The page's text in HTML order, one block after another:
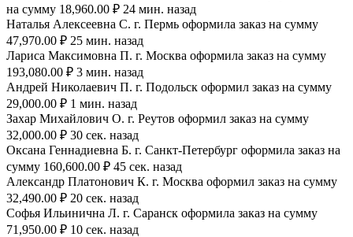
на сумму 18,960.00 ₽ 24 мин. назад
Наталья Алексеевна С. г. Пермь оформила заказ на сумму
47,970.00 ₽ 25 мин. назад
Лариса Максимовна П. г. Москва оформила заказ на сумму
193,080.00 ₽ 3 мин. назад
Андрей Николаевич П. г. Подольск оформил заказ на сумму
29,000.00 ₽ 1 мин. назад
Захар Михайлович О. г. Реутов оформил заказ на сумму
32,000.00 ₽ 30 сек. назад
Оксана Геннадиевна Б. г. Санкт-Петербург оформила заказ на
сумму 160,600.00 ₽ 45 сек. назад
Александр Платонович К. г. Москва оформил заказ на сумму
32,490.00 ₽ 20 сек. назад
Софья Ильинична Л. г. Саранск оформила заказ на сумму
71,950.00 ₽ 10 сек. назад